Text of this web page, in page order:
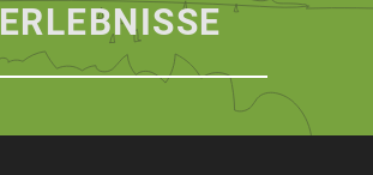
ERLEBNISSE